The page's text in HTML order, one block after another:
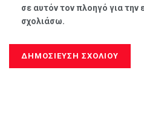
σε αυτόν τον πλοηγό για
σχολιάσω.